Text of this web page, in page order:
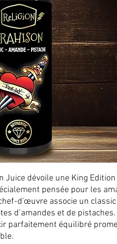
Juice dévoile une King Edition
pensée pour les
d'œuvre associe un
d’amandes et de pistaches.
parfaitement équilibré